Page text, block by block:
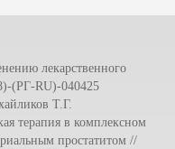
лекарственного
(РГ-RU)-040425
Т.Г.
терапия в комплексном
простатитом //